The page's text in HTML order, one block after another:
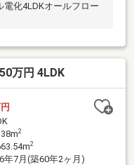
化4LDKオールフロー
万円 4LDK
2
2
年7月(築60年2ヶ月)